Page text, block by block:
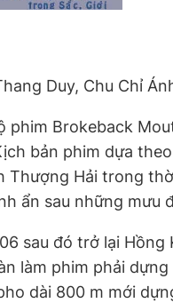
Duy, Chu Chỉ
Brokeback
bản phim dựa
Thượng Hải trong
ẩn sau những mưu
sau đó trở lại
làm phim phải
dài 800 m mới